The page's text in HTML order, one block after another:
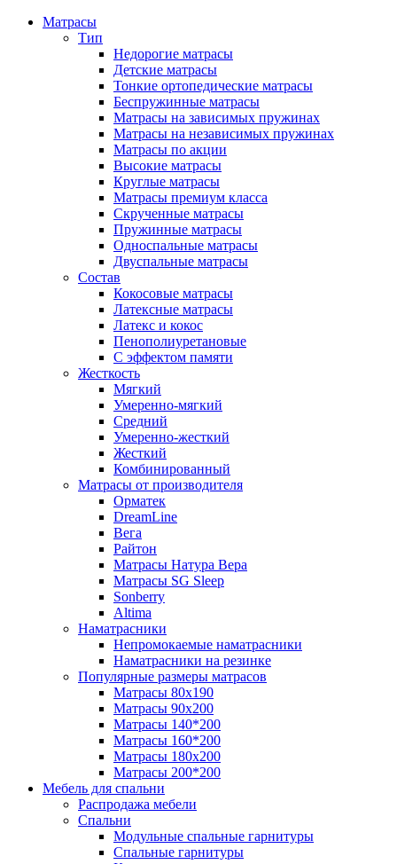
Матрасы
Тип
Недорогие матрасы
Детские матрасы
Тонкие ортопедические матрасы
Беспружинные матрасы
Матрасы на зависимых пружинах
Матрасы на независимых пружинах
Матрасы по акции
Высокие матрасы
Круглые матрасы
Матрасы премиум класса
Скрученные матрасы
Пружинные матрасы
Односпальные матрасы
Двуспальные матрасы
Состав
Кокосовые матрасы
Латексные матрасы
Латекс и кокос
Пенополиуретановые
С эффектом памяти
Жесткость
Мягкий
Умеренно-мягкий
Средний
Умеренно-жесткий
Жесткий
Комбинированный
Матрасы от производителя
Орматек
DreamLine
Вега
Райтон
Матрасы Натура Вера
Матрасы SG Sleep
Sonberry
Altima
Наматрасники
Непромокаемые наматрасники
Наматрасники на резинке
Популярные размеры матрасов
Матрасы 80x190
Матрасы 90x200
Матрасы 140*200
Матрасы 160*200
Матрасы 180x200
Матрасы 200*200
Мебель для спальни
Распродажа мебели
Спальни
Модульные спальные гарнитуры
Спальные гарнитуры